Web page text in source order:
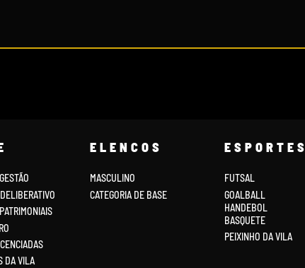
DA VILA
ELENCOS
MASCULINO
CATEGORIA DE BASE
ESPORTES
FUTSAL
GOALBALL
HANDEBOL
BASQUETE
PEIXINHO DA VILA